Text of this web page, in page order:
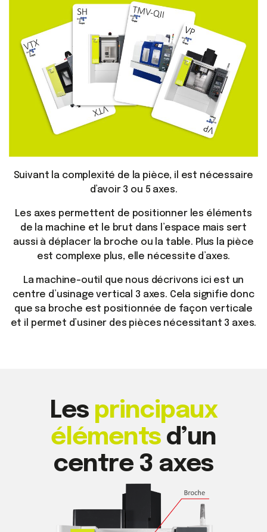
Suivant la complexité de la pièce, il est nécessaire
d’avoir 3 ou 5 axes.
Les axes permettent de positionner les éléments
de la machine et le brut dans l’espace mais sert
aussi à déplacer la broche ou la table. Plus la pièce
est complexe plus, elle nécessite d’axes.
La machine-outil que nous décrivons ici est un
centre d’usinage vertical 3 axes. Cela signifie donc
que sa broche est positionnée de façon verticale
et il permet d’usiner des pièces nécessitant 3 axes.
Les principaux
éléments d’un
centre 3 axes